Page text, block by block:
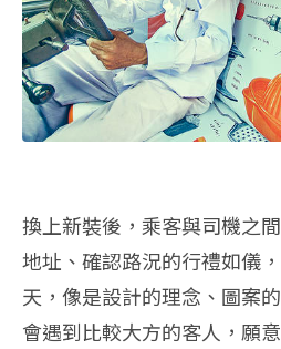
換上新裝後，乘客與司機之
地址、確認路況的行禮如儀
天，像是設計的理念、圖案
會遇到比較大方的客人，願